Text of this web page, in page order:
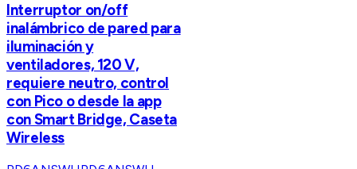
Interruptor on/off
inalámbrico de pared para
iluminación y
ventiladores, 120 V,
requiere neutro, control
con Pico o desde la app
con Smart Bridge, Caseta
Wireless